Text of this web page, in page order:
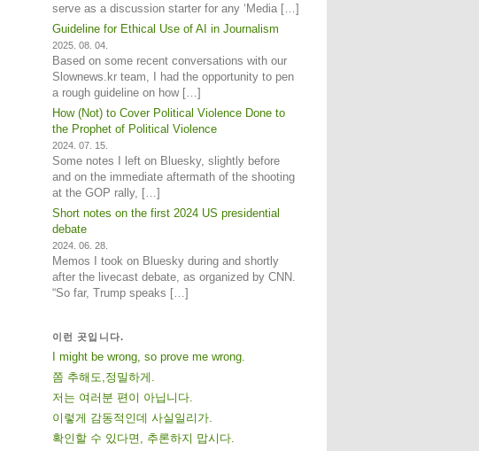
serve as a discussion starter for any ‘Media […]
Guideline for Ethical Use of AI in Journalism
2025. 08. 04.
Based on some recent conversations with our
Slownews.kr team, I had the opportunity to pen
a rough guideline on how […]
How (Not) to Cover Political Violence Done to
the Prophet of Political Violence
2024. 07. 15.
Some notes I left on Bluesky, slightly before
and on the immediate aftermath of the shooting
at the GOP rally, […]
Short notes on the first 2024 US presidential
debate
2024. 06. 28.
Memos I took on Bluesky during and shortly
after the livecast debate, as organized by CNN.
“So far, Trump speaks […]
이런 곳입니다.
I might be wrong, so prove me wrong.
쫌 추해도,정밀하게.
저는 여러분 편이 아닙니다.
이렇게 감동적인데 사실일리가.
확인할 수 있다면, 추론하지 맙시다.